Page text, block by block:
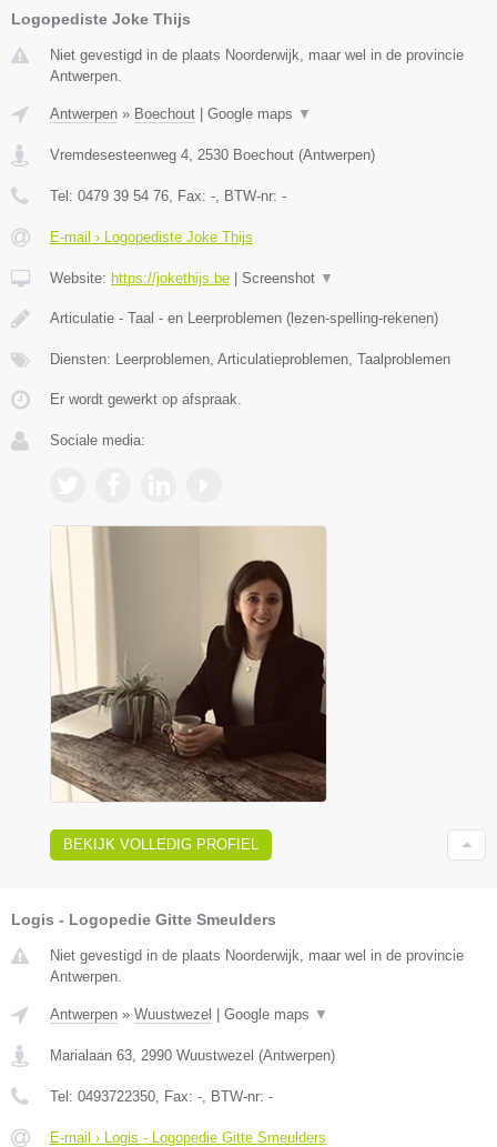
Logopediste Joke Thijs
Niet gevestigd in de plaats Noorderwijk, maar wel in de provincie
Antwerpen.
Antwerpen » Boechout | Google maps ▼
Vremdesesteenweg 4 2530 Boechout (Antwerpen)
Tel: 0479 39 54 76 , Fax: - , BTW-nr: -
E-mail › Logopediste Joke Thijs
Website: https://jokethijs.be | Screenshot ▼
Articulatie - Taal - en Leerproblemen (lezen-spelling-rekenen)
Diensten: Leerproblemen, Articulatieproblemen, Taalproblemen
Er wordt gewerkt op afspraak.
Sociale media:
BEKIJK VOLLEDIG PROFIEL
Logis - Logopedie Gitte Smeulders
Niet gevestigd in de plaats Noorderwijk, maar wel in de provincie
Antwerpen.
Antwerpen » Wuustwezel | Google maps ▼
Marialaan 63 2990 Wuustwezel (Antwerpen)
Tel: 0493722350 , Fax: - , BTW-nr: -
E-mail › Logis - Logopedie Gitte Smeulders